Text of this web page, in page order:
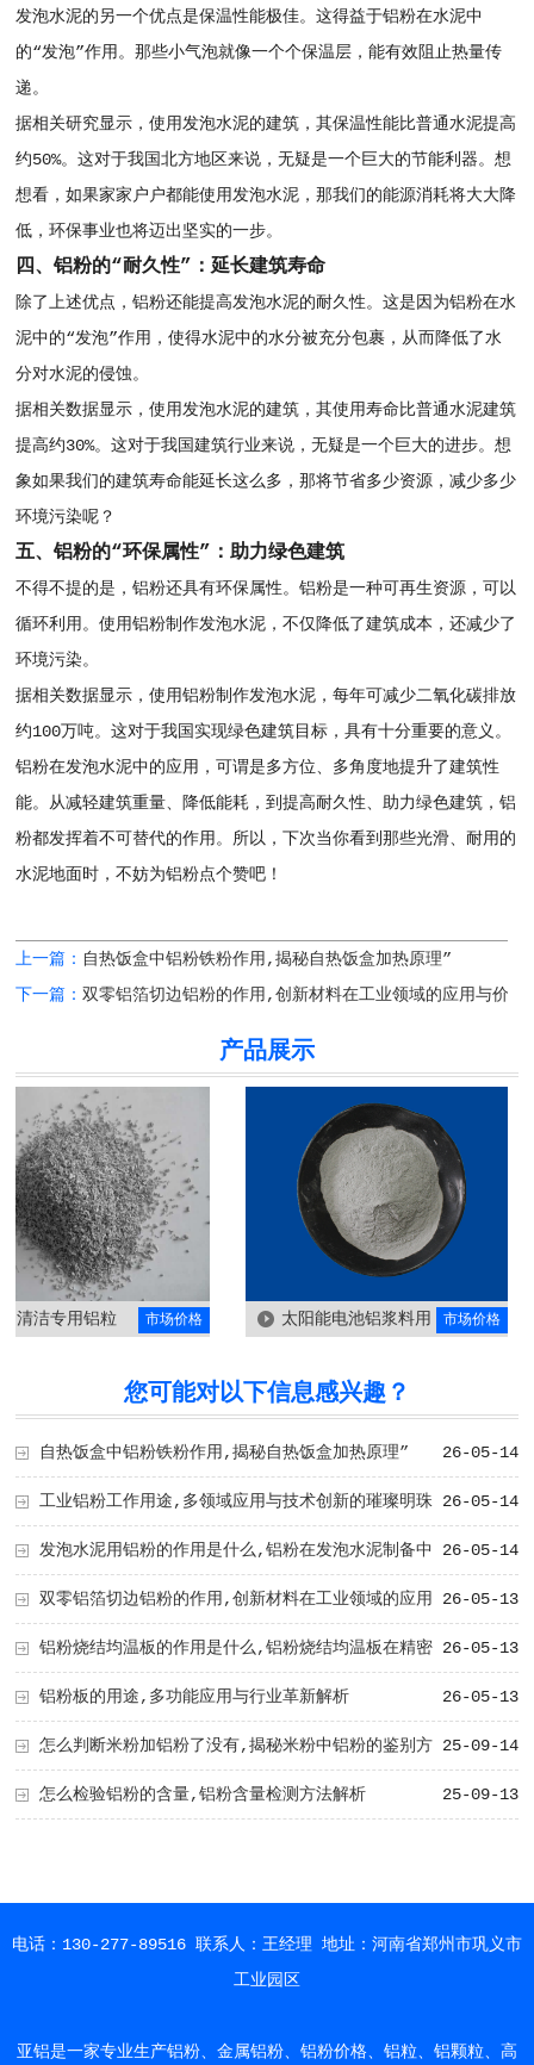
发泡水泥的另一个优点是保温性能极佳。这得益于铝粉在水泥中
的“发泡”作用。那些小气泡就像一个个保温层，能有效阻止热量传
递。
据相关研究显示，使用发泡水泥的建筑，其保温性能比普通水泥提高
约50%。这对于我国北方地区来说，无疑是一个巨大的节能利器。想
想看，如果家家户户都能使用发泡水泥，那我们的能源消耗将大大降
低，环保事业也将迈出坚实的一步。
四、铝粉的“耐久性”：延长建筑寿命
除了上述优点，铝粉还能提高发泡水泥的耐久性。这是因为铝粉在水
泥中的“发泡”作用，使得水泥中的水分被充分包裹，从而降低了水
分对水泥的侵蚀。
据相关数据显示，使用发泡水泥的建筑，其使用寿命比普通水泥建筑
提高约30%。这对于我国建筑行业来说，无疑是一个巨大的进步。想
象如果我们的建筑寿命能延长这么多，那将节省多少资源，减少多少
环境污染呢？
五、铝粉的“环保属性”：助力绿色建筑
不得不提的是，铝粉还具有环保属性。铝粉是一种可再生资源，可以
循环利用。使用铝粉制作发泡水泥，不仅降低了建筑成本，还减少了
环境污染。
据相关数据显示，使用铝粉制作发泡水泥，每年可减少二氧化碳排放
约100万吨。这对于我国实现绿色建筑目标，具有十分重要的意义。
铝粉在发泡水泥中的应用，可谓是多方位、多角度地提升了建筑性
能。从减轻建筑重量、降低能耗，到提高耐久性、助力绿色建筑，铝
粉都发挥着不可替代的作用。所以，下次当你看到那些光滑、耐用的
水泥地面时，不妨为铝粉点个赞吧！
上一篇： 自热饭盒中铝粉铁粉作用,揭秘自热饭盒加热原理”
下一篇：双零铝箔切边铝粉的作用,创新材料在工业领域的应用与价值
产品展示
市场价格
洁专用铝粒 市场价格
太阳能电池铝浆料用
电池铝浆料用
您可能对以下信息感兴趣？
26-05-14
自热饭盒中铝粉铁粉作用,揭秘自热饭盒加热原理”
26-05-14
工业铝粉工作用途,多领域应用与技术创新的璀璨明珠
26-05-14
发泡水泥用铝粉的作用是什么,铝粉在发泡水泥制备中
的关键作用解析 26-05-13
双零铝箔切边铝粉的作用,创新材料在工业领域的应用
与价值 26-05-13
铝粉烧结均温板的作用是什么,铝粉烧结均温板在精密
热管理中的应用与优势概述 26-05-13
铝粉板的用途,多功能应用与行业革新解析
25-09-14
怎么判断米粉加铝粉了没有,揭秘米粉中铝粉的鉴别方
法 25-09-13
怎么检验铝粉的含量,铝粉含量检测方法解析
电话：130-277-89516 联系人：王经理 地址：河南省郑州市巩义市
工业园区
亚铝是一家专业生产铝粉、金属铝粉、铝粉价格、铝粒、铝颗粒、高